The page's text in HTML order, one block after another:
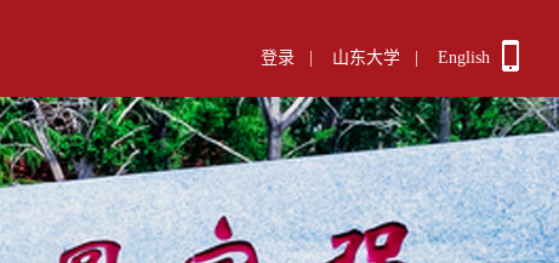
登录 山东大学 English